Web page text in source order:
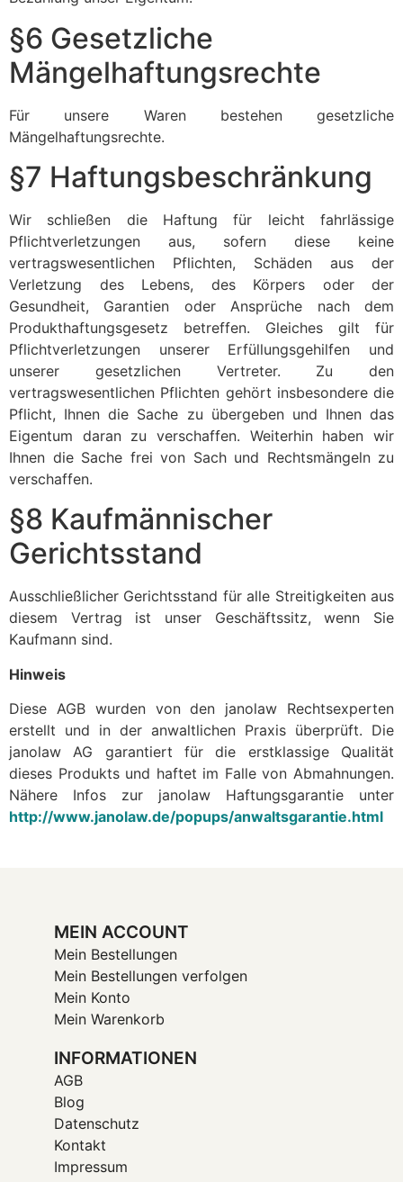
§6 Gesetzliche
Mängelhaftungsrechte
Für unsere Waren bestehen gesetzliche
Mängelhaftungsrechte.
§7 Haftungsbeschränkung
Wir schließen die Haftung für leicht fahrlässige
Pflichtverletzungen aus, sofern diese keine
vertragswesentlichen Pflichten, Schäden aus der
Verletzung des Lebens, des Körpers oder der
Gesundheit, Garantien oder Ansprüche nach dem
Produkthaftungsgesetz betreffen. Gleiches gilt für
Pflichtverletzungen unserer Erfüllungsgehilfen und
unserer gesetzlichen Vertreter. Zu den
vertragswesentlichen Pflichten gehört insbesondere die
Pflicht, Ihnen die Sache zu übergeben und Ihnen das
Eigentum daran zu verschaffen. Weiterhin haben wir
Ihnen die Sache frei von Sach und Rechtsmängeln zu
verschaffen.
§8 Kaufmännischer
Gerichtsstand
Ausschließlicher Gerichtsstand für alle Streitigkeiten aus
diesem Vertrag ist unser Geschäftssitz, wenn Sie
Kaufmann sind.
Hinweis
Diese AGB wurden von den janolaw Rechtsexperten
erstellt und in der anwaltlichen Praxis überprüft. Die
janolaw AG garantiert für die erstklassige Qualität
dieses Produkts und haftet im Falle von Abmahnungen.
Nähere Infos zur janolaw Haftungsgarantie unter
http://www.janolaw.de/popups/anwaltsgarantie.html
MEIN ACCOUNT
Mein Bestellungen
Mein Bestellungen verfolgen
Mein Konto
Mein Warenkorb
INFORMATIONEN
AGB
Blog
Datenschutz
Kontakt
Impressum